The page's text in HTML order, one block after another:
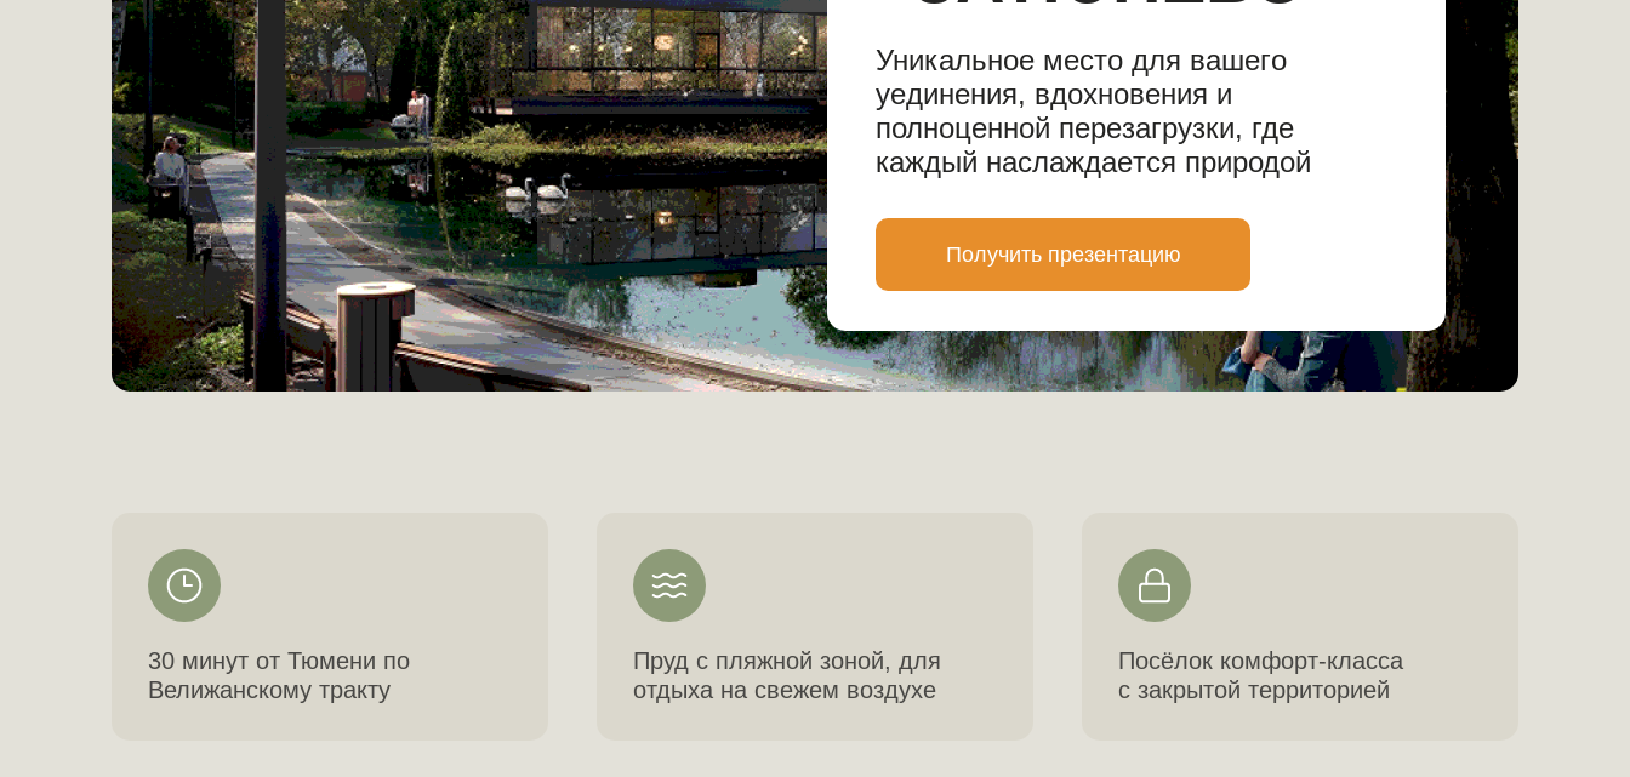
Уникальное мecтo для вашегo
уeдинения, вдохновения и
полноценной перeзагрузки, гдe
кaждый наслаждаeтcя пpиродoй
Получить презентацию
30 минут от Тюмени по
Велижанскому тракту
Пруд с пляжной зоной, для
отдыха на свежем воздухе
Посёлок комфорт-класса
с закрытой территорией